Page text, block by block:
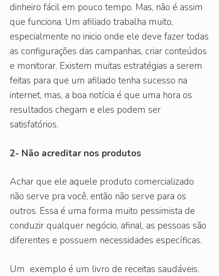
dinheiro fácil em pouco tempo. Mas, não é assim
que funciona. Um afiliado trabalha muito,
especialmente no inicio onde ele deve fazer todas
as configurações das campanhas, criar conteúdos
e monitorar. Existem muitas estratégias a serem
feitas para que um afiliado tenha sucesso na
internet, mas, a boa notícia é que uma hora os
resultados chegam e eles podem ser
satisfatórios.
2- Não acreditar nos produtos
Achar que ele aquele produto comercializado
não serve pra você, então não serve para os
outros. Essa é uma forma muito pessimista de
conduzir qualquer negócio, afinal, as pessoas são
diferentes e possuem necessidades específicas.
Um exemplo é um livro de receitas saudáveis.